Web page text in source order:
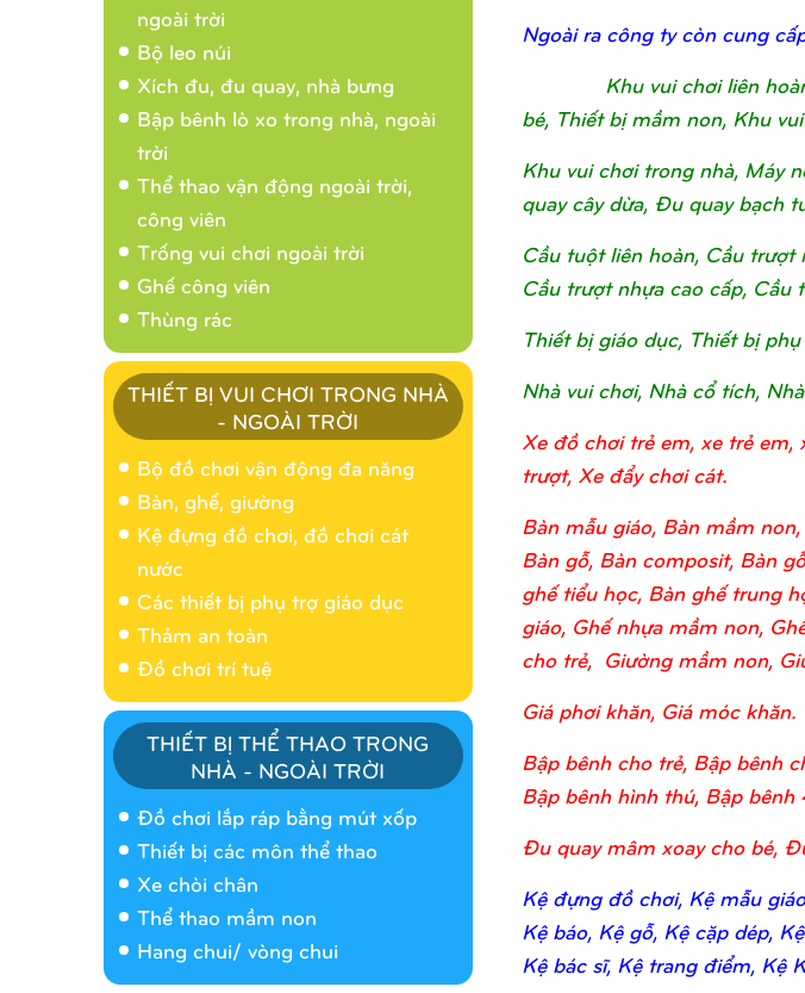
ngoài trời
Bộ leo núi
Xích đu, đu quay, nhà bưng
Bập bênh lò xo trong nhà, ngoài
trời
Thể thao vận động ngoài trời,
công viên
Trống vui chơi ngoài trời
Ghế công viên
Thùng rác
THIẾT BỊ VUI CHƠI TRONG NHÀ
- NGOÀI TRỜI
Bộ đồ chơi vận động đa năng
Bàn, ghế, giường
Kệ đựng đồ chơi, đồ chơi cát
nước
Các thiết bị phụ trợ giáo dục
Thảm an toàn
Đồ chơi trí tuệ
THIẾT BỊ THỂ THAO TRONG
NHÀ - NGOÀI TRỜI
Đồ chơi lắp ráp bằng mút xốp
Thiết bị các môn thể thao
Xe chòi chân
Thể thao mầm non
Hang chui/ vòng chui
Nhà banh 9H5404
Ngoài ra công ty còn cung
Khu vui chơi liên
bé, Thiết bị mầm non, Khu
Khu vui chơi trong nhà, Máy
quay cây dừa, Đu quay bạch
Cầu tuột liên hoàn, Cầu
Cầu trượt nhựa cao cấp, Cầu
Thiết bị giáo dục, Thiết bị
Nhà vui chơi, Nhà cổ tích,
Xe đồ chơi trẻ em, xe trẻ em,
trượt, Xe đẩy chơi cát.
Bàn mẫu giáo, Bàn mầm
Bàn gỗ, Bàn composit, Bàn
ghế tiểu học, Bàn ghế trung
giáo, Ghế nhựa mầm non,
cho trẻ, Giường mầm non,
Giá phơi khăn, Giá móc khăn.
Bập bênh cho trẻ, Bập bênh
Bập bênh hình thú, Bập bênh
Đu quay mâm xoay cho bé,
Kệ đựng đồ chơi, Kệ mẫu
Kệ báo, Kệ gỗ, Kệ cặp dép,
Kệ bác sĩ, Kệ trang điểm, Kệ